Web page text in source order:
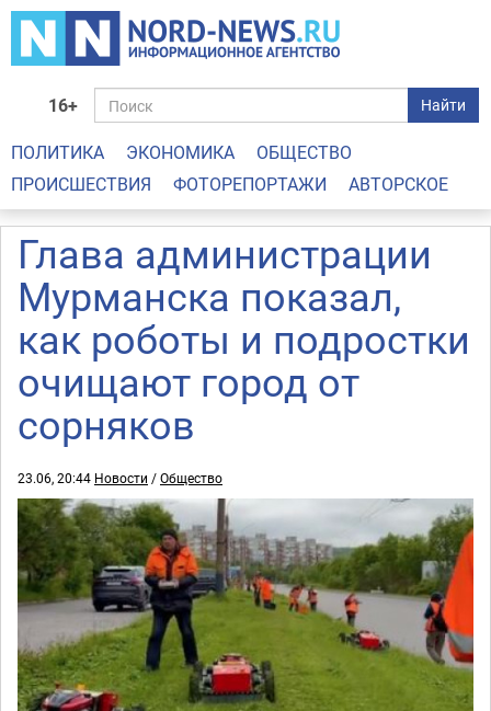
16+ Найти
ПОЛИТИКА ЭКОНОМИКА
ОБЩЕСТВО
ПРОИСШЕСТВИЯ
ФОТОРЕПОРТАЖИ АВТОРСКОЕ
Глава администрации
Мурманска показал,
как роботы и подростки
очищают город от
сорняков
23.06, 20:44 Новости /Общество